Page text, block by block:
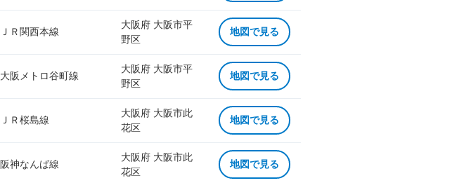
ＪＲ関西本線
大阪府 大阪市平
野区
地図で見る
大阪メトロ谷町線
大阪府 大阪市平
野区
地図で見る
ＪＲ桜島線
大阪府 大阪市此
花区
地図で見る
阪神なんば線
大阪府 大阪市此
花区
地図で見る